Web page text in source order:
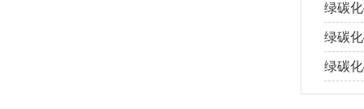
绿碳
绿碳
绿碳